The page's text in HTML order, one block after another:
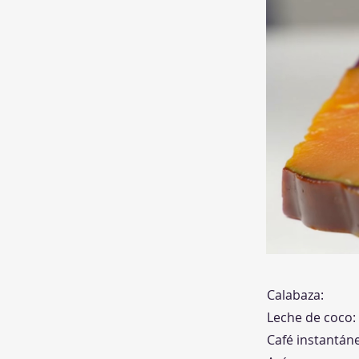
Calabaza:
Leche de coco:
Café